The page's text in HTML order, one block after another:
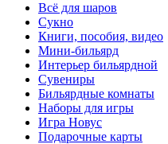
Всё для шаров
Сукно
Книги, пособия, видео
Мини-бильярд
Интерьер бильярдной
Сувениры
Бильярдные комнаты
Наборы для игры
Игра Новус
Подарочные карты